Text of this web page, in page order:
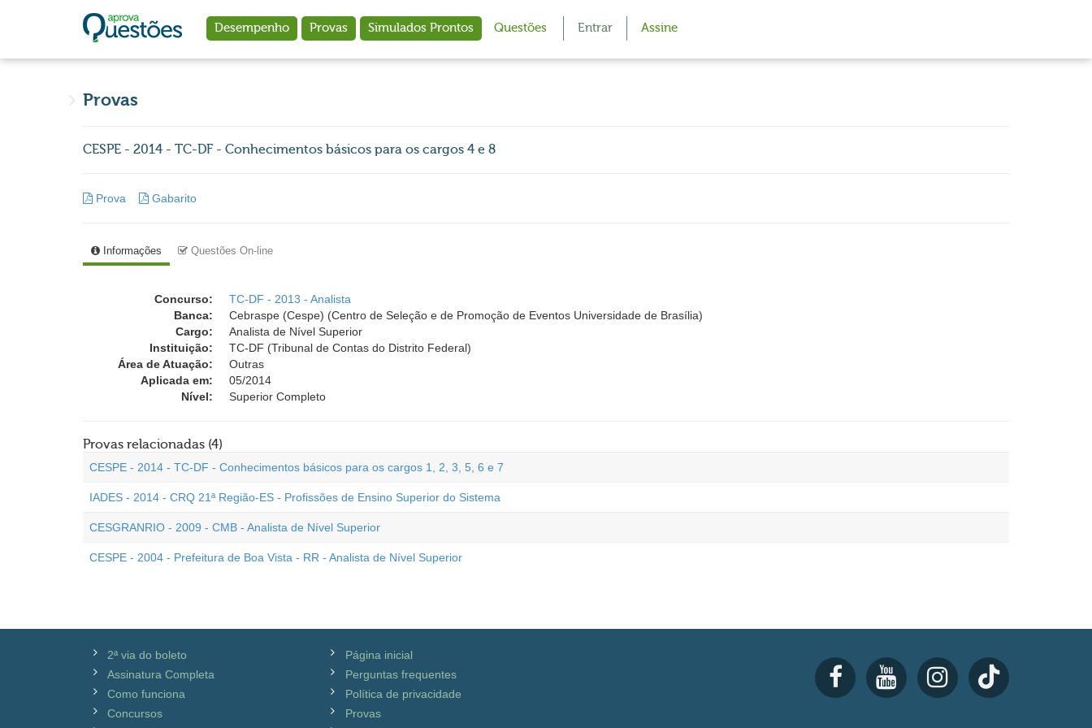
Desempenho Provas Simulados Prontos Questões Entrar Assine
Provas
CESPE - 2014 - TC-DF - Conhecimentos básicos para os cargos 4 e 8
Prova Gabarito
Informações Questões On-line
Concurso:
TC-DF - 2013 - Analista
Banca:
Cebraspe (Cespe) (Centro de Seleção e de Promoção de Eventos Universidade de Brasília)
Cargo:
Analista de Nível Superior
Instituição:
TC-DF (Tribunal de Contas do Distrito Federal)
Área de Atuação:
Outras
Aplicada em:
05/2014
Nível:
Superior Completo
Provas relacionadas (4)
CESPE - 2014 - TC-DF - Conhecimentos básicos para os cargos 1, 2, 3, 5, 6 e 7
IADES - 2014 - CRQ 21ª Região-ES - Profissões de Ensino Superior do Sistema
CESGRANRIO - 2009 - CMB - Analista de Nível Superior
CESPE - 2004 - Prefeitura de Boa Vista - RR - Analista de Nível Superior
2ª via do boleto
Assinatura Completa
Como funciona
Concursos
Página inicial
Perguntas frequentes
Política de privacidade
Provas